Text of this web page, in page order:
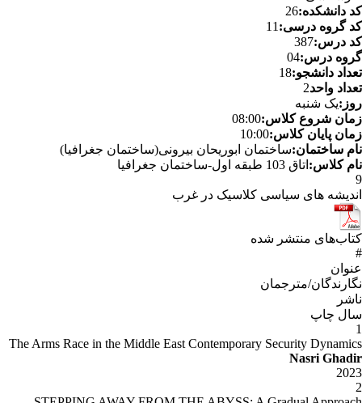
کد دانشکده:26
کد گروه درسی: 11
کد درس:387
گروه درس:04
تعداد دانشجو:18
تعداد واحد2
روز:یک شنبه
زمان شروع کلاس:08:00
زمان پایان کلاس:10:00
نام ساختمان:ساختمان ابوریحان بیرونی(ساختمان جغرافیا)
نام کلاس: اتاق 103 طبقه اول-ساختمان جغرافیا
9
اندیشه های سیاسی کلاسیک در غرب
کتاب‌های منتشر شده
#
عنوان
نگارندگان/مترجمان
ناشر
سال چاپ
1
The Arms Race in the Middle East Contemporary Security Dynamics
Nasri Ghadir
2023
2